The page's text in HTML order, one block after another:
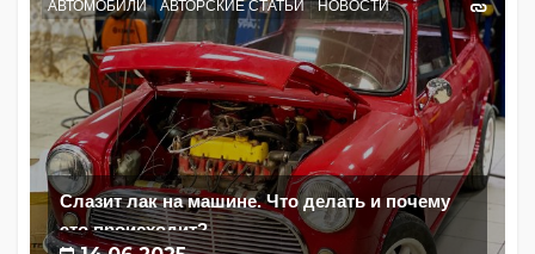
АВТОМОБИЛИ АВТОРСКИЕ СТАТЬИ НОВОСТИ
Слазит лак на машине. Что делать и почему
это происходит?